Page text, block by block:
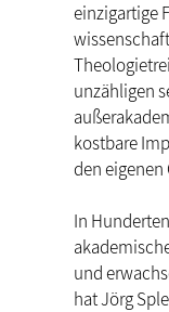
einzigartige
unzähligen
kostbare
den eigenen
In
und
hat Jörg